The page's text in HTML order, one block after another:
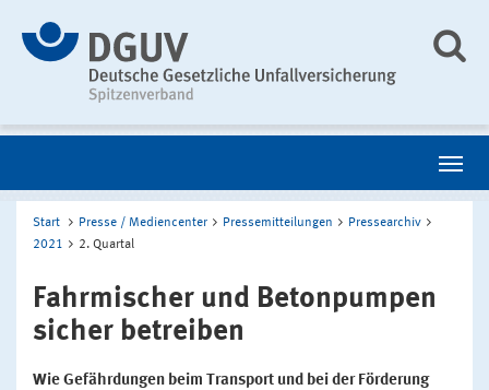
Start Presse / Mediencenter Pressemitteilungen
Pressearchiv
2021
2. Quartal
Fahrmischer und Betonpumpen
sicher betreiben
Wie Gefährdungen beim Transport und bei der Förderung